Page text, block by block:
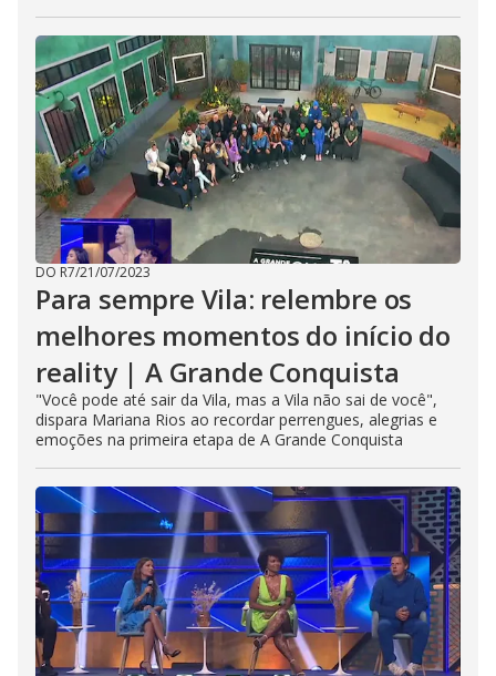
DO R7/21/07/2023
Para sempre Vila: relembre os
melhores momentos do início do
reality | A Grande Conquista
"Você pode até sair da Vila, mas a Vila não sai de você",
dispara Mariana Rios ao recordar perrengues, alegrias e
emoções na primeira etapa de A Grande Conquista